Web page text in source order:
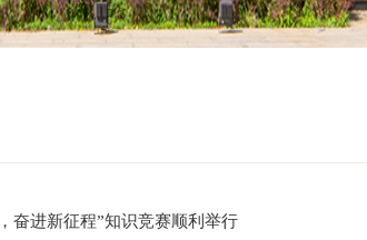
奋进新征程”知识竞赛顺利举行